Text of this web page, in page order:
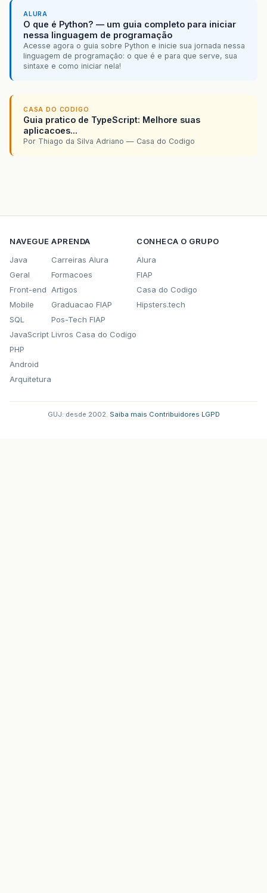
&lt; value&gt;${jdbc.databaseType
&lt;/property&gt;
&lt;property name="showSql"&gt;
&lt;value&gt; ${jdbc. showSql}&lt;
&lt; /property
&lt;context:component-scan base-
&lt; /beans &gt;
ALURA
O que é Python? — um guia completo para iniciar
nessa linguagem de programação
Acesse agora o guia sobre Python e inicie sua jornada nessa
linguagem de programação: o que é e para que serve, sua
sintaxe e como iniciar nela!
CASA DO CODIGO
Guia pratico de TypeScript: Melhore suas
aplicacoes...
Por Thiago da Silva Adriano — Casa do Codigo
NAVEGUE
Java
Geral
Front-end
Mobile
SQL
JavaScript
PHP
Android
Arquitetura
APRENDA
Carreiras Alura
Formacoes
Artigos
Graduacao FIAP
Pos-Tech FIAP
Livros Casa do Codigo
CONHECA O GRUPO
Alura
FIAP
Casa do Codigo
Hipsters.tech
GUJ: desde 2002. Saiba mais Contribuidores LGPD